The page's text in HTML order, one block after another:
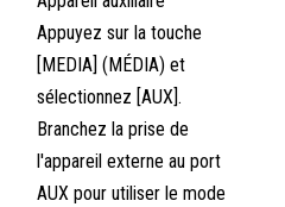
Appuyez sur la touche
[MEDIA] (MÉDIA) et
sélectionnez [AUX].
Branchez la prise de
l'appareil externe au port
AUX pour utiliser le mode